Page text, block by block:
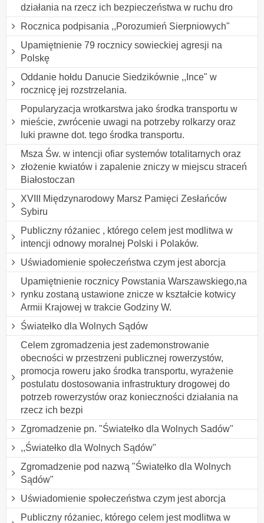
działania na rzecz ich bezpieczeństwa w ruchu dro
Rocznica podpisania ,,Porozumień Sierpniowych"
Upamiętnienie 79 rocznicy sowieckiej agresji na
Polskę
Oddanie hołdu Danucie Siedzikównie ,,Ince" w
rocznicę jej rozstrzelania.
Popularyzacja wrotkarstwa jako środka transportu w
mieście, zwrócenie uwagi na potrzeby rolkarzy oraz
luki prawne dot. tego środka transportu.
Msza Św. w intencji ofiar systemów totalitarnych oraz
złożenie kwiatów i zapalenie zniczy w miejscu straceń
Białostoczan
XVIII Międzynarodowy Marsz Pamięci Zesłańców
Sybiru
Publiczny różaniec , którego celem jest modlitwa w
intencji odnowy moralnej Polski i Polaków.
Uświadomienie społeczeństwa czym jest aborcja
Upamiętnienie rocznicy Powstania Warszawskiego,na
rynku zostaną ustawione znicze w kształcie kotwicy
Armii Krajowej w trakcie Godziny W.
Światełko dla Wolnych Sądów
Celem zgromadzenia jest zademonstrowanie
obecności w przestrzeni publicznej rowerzystów,
promocja roweru jako środka transportu, wyrażenie
postulatu dostosowania infrastruktury drogowej do
potrzeb rowerzystów oraz konieczności działania na
rzecz ich bezpi
Zgromadzenie pn. "Światełko dla Wolnych Sadów"
,,Światełko dla Wolnych Sądów"
Zgromadzenie pod nazwą "Światełko dla Wolnych
Sądów"
Uświadomienie społeczeństwa czym jest aborcja
Publiczny różaniec, którego celem jest modlitwa w